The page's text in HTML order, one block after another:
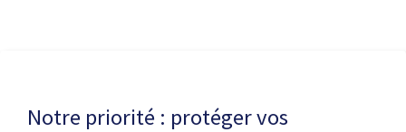
Notre priorité : protéger vos